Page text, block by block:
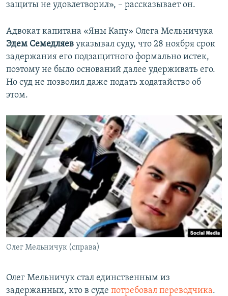
защиты не удовлетворил», – рассказывает он.
Адвокат капитана «Яны Капу» Олега Мельничука
Эдем Семедляев указывал суду, что 28 ноября срок
задержания его подзащитного формально истек,
поэтому не было оснований далее удерживать его.
Но суд не позволил даже подать ходатайство об
этом.​
Олег Мельничук (справа)
​Олег Мельничук стал единственным из
задержанных, кто в суде потребовал переводчика.